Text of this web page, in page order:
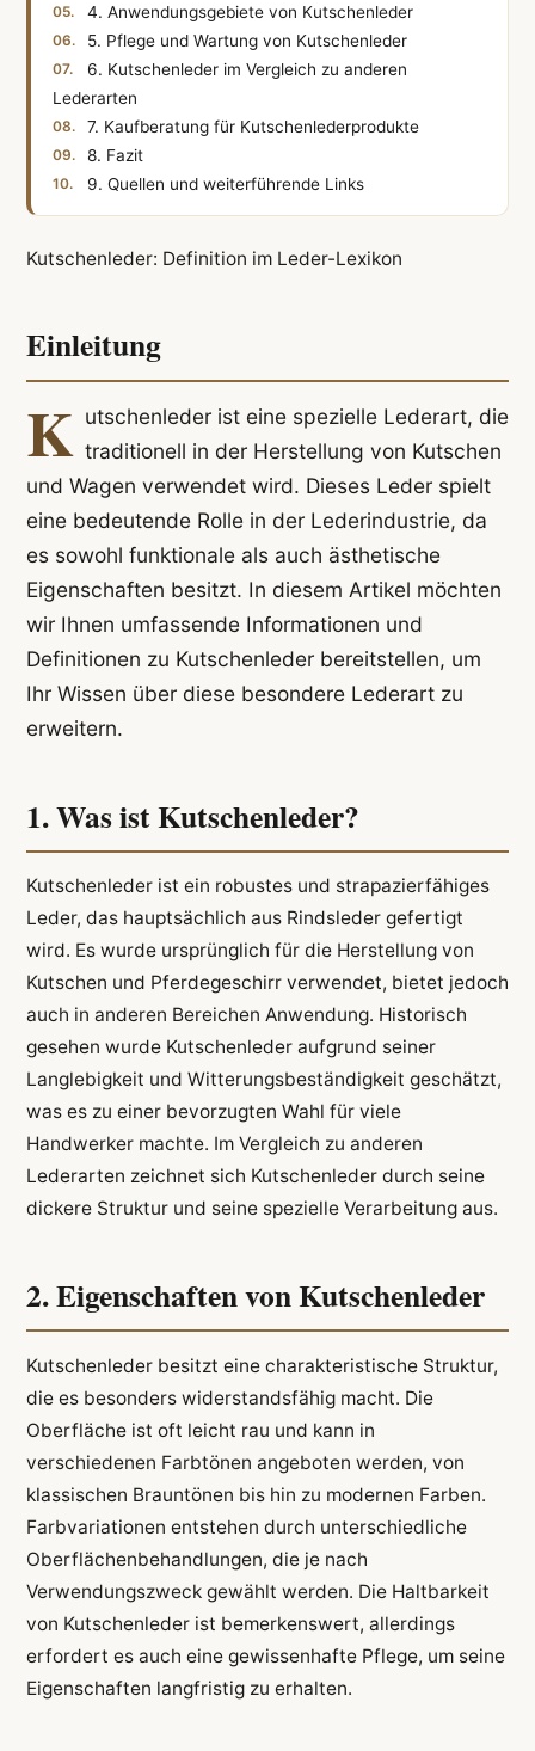
4. Anwendungsgebiete von Kutschenleder
5. Pflege und Wartung von Kutschenleder
6. Kutschenleder im Vergleich zu anderen
Lederarten
7. Kaufberatung für Kutschenlederprodukte
8. Fazit
9. Quellen und weiterführende Links
Kutschenleder: Definition im Leder-Lexikon
Einleitung
K utschenleder ist eine spezielle Lederart, die
traditionell in der Herstellung von Kutschen
und Wagen verwendet wird. Dieses Leder spielt
eine bedeutende Rolle in der Lederindustrie, da
es sowohl funktionale als auch ästhetische
Eigenschaften besitzt. In diesem Artikel möchten
wir Ihnen umfassende Informationen und
Definitionen zu Kutschenleder bereitstellen, um
Ihr Wissen über diese besondere Lederart zu
erweitern.
1. Was ist Kutschenleder?
Kutschenleder ist ein robustes und strapazierfähiges
Leder, das hauptsächlich aus Rindsleder gefertigt
wird. Es wurde ursprünglich für die Herstellung von
Kutschen und Pferdegeschirr verwendet, bietet jedoch
auch in anderen Bereichen Anwendung. Historisch
gesehen wurde Kutschenleder aufgrund seiner
Langlebigkeit und Witterungsbeständigkeit geschätzt,
was es zu einer bevorzugten Wahl für viele
Handwerker machte. Im Vergleich zu anderen
Lederarten zeichnet sich Kutschenleder durch seine
dickere Struktur und seine spezielle Verarbeitung aus.
2. Eigenschaften von Kutschenleder
Kutschenleder besitzt eine charakteristische Struktur,
die es besonders widerstandsfähig macht. Die
Oberfläche ist oft leicht rau und kann in
verschiedenen Farbtönen angeboten werden, von
klassischen Brauntönen bis hin zu modernen Farben.
Farbvariationen entstehen durch unterschiedliche
Oberflächenbehandlungen, die je nach
Verwendungszweck gewählt werden. Die Haltbarkeit
von Kutschenleder ist bemerkenswert, allerdings
erfordert es auch eine gewissenhafte Pflege, um seine
Eigenschaften langfristig zu erhalten.